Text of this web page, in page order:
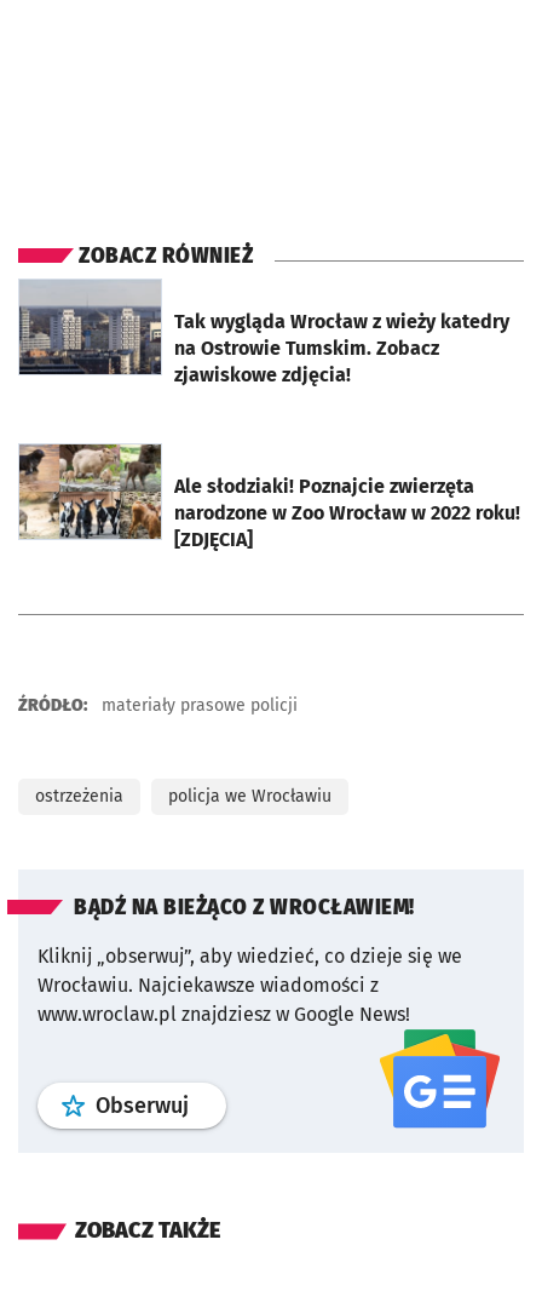
ZOBACZ RÓWNIEŻ
Tak wygląda Wrocław z wieży katedry
na Ostrowie Tumskim. Zobacz
zjawiskowe zdjęcia!
Ale słodziaki! Poznajcie zwierzęta
narodzone w Zoo Wrocław w 2022 roku!
[ZDJĘCIA]
otworzy się w nowej karcie
ŹRÓDŁO: materiały prasowe policji
ostrzeżenia policja we Wrocławiu
BĄDŹ NA BIEŻĄCO Z WROCŁAWIEM!
Kliknij „obserwuj”, aby wiedzieć, co dzieje się we
Wrocławiu. Najciekawsze wiadomości z
www.wroclaw.pl znajdziesz w Google News!
Obserwuj profil serwisu
ZOBACZ TAKŻE